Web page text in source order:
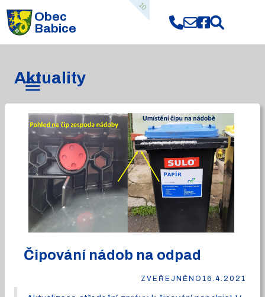
Obec
Babice
10
Aktuality
Čipování nádob na odpad
ZVEŘEJNĚNO 16.4.2021